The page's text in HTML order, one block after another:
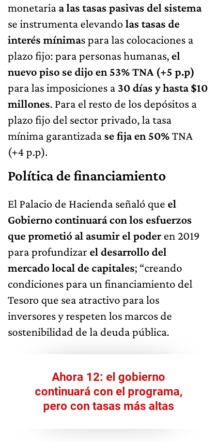
monetaria a las tasas pasivas del sistema
se instrumenta elevando las tasas de
interés mínimas para las colocaciones a
plazo fijo: para personas humanas, el
nuevo piso se dijo en 53% TNA (+5 p.p)
para las imposiciones a 30 días y hasta $10
millones. Para el resto de los depósitos a
plazo fijo del sector privado, la tasa
mínima garantizada se fija en 50%TNA
(+4 p.p).
Política de financiamiento
El Palacio de Hacienda señaló que el
Gobierno continuará con los esfuerzos
que prometió al asumir el poder en 2019
para profundizar el desarrollo del
mercado local de capitales; “creando
condiciones para un financiamiento del
Tesoro que sea atractivo para los
inversores y respeten los marcos de
sostenibilidad de la deuda pública.
Ahora 12: el gobierno
continuará con el programa,
pero con tasas más altas